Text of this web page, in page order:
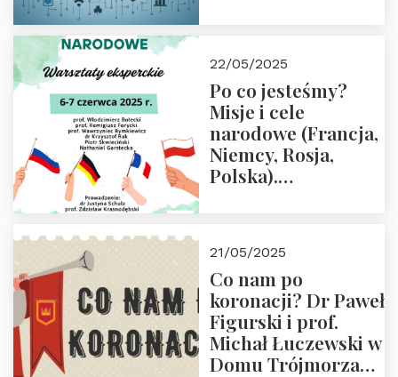
22/05/2025
Po co jesteśmy?
Misje i cele
narodowe (Francja,
Niemcy, Rosja,
Polska).
Zapraszamy do
zapisów.
21/05/2025
Co nam po
koronacji? Dr Paweł
Figurski i prof.
Michał Łuczewski w
Domu Trójmorza